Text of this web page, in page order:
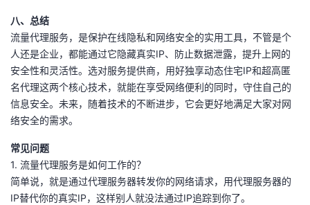
八、总结
流量代理服务，是保护在线隐私和网络安全的实用工具，不管是个
人还是企业，都能通过它隐藏真实IP、防止数据泄露，提升上网的
安全性和灵活性。选对服务提供商，用好独享动态住宅IP和超高匿
名代理这两个核心技术，就能在享受网络便利的同时，守住自己的
信息安全。未来，随着技术的不断进步，它会更好地满足大家对网
络安全的需求。
常见问题
1. 流量代理服务是如何工作的？
简单说，就是通过代理服务器转发你的网络请求，用代理服务器的
IP替代你的真实IP，这样别人就没法通过IP追踪到你了。